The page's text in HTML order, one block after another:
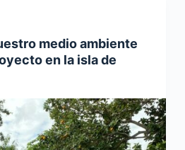
medio ambiente
en la isla de